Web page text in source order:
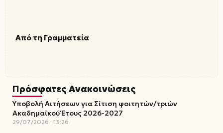
Από τη Γραμματεία
Πρόσφατες Ανακοινώσεις
Υποβολή Αιτήσεων για Σίτιση φοιτητών/τριών
Ακαδημαϊκού Έτους 2026-2027
29/07/2026 13:26